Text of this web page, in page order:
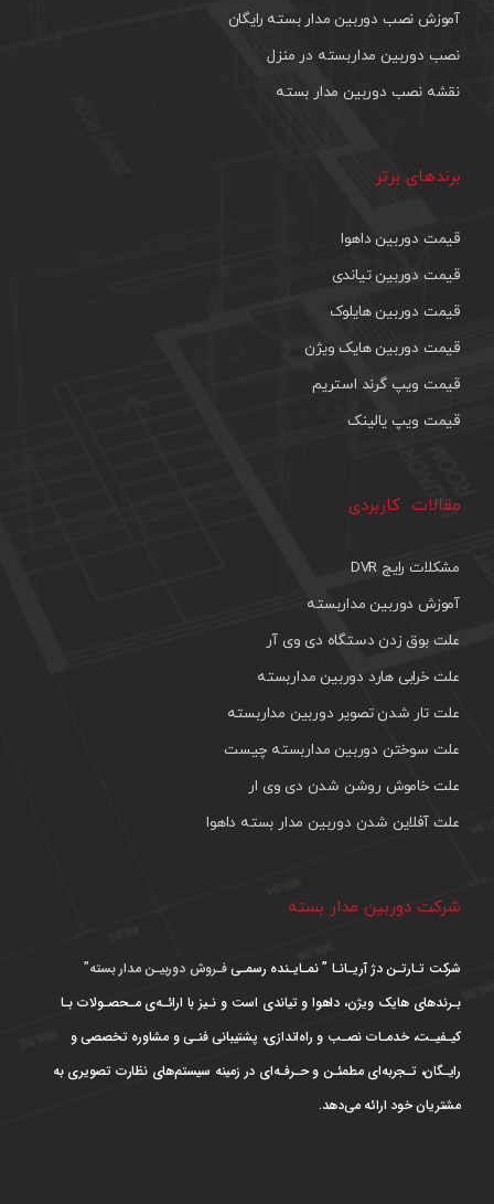
آموزش نصب دوربین مدار بسته رایگان
نصب دوربین مداربسته در منزل
نقشه نصب دوربین مدار بسته
برندهای برتر
قیمت دوربین داهوا
قیمت دوربین تیاندی
قیمت دوربین هایلوک
قیمت دوربین هایک ویژن
قیمت ویپ گرند استریم
قیمت ویپ یالینک
مقالات کاربردی
مشکلات رایج DVR
آموزش دوربین مداربسته
علت بوق زدن دستگاه دی وی آر
علت خرابی هارد دوربین مداربسته
علت تار شدن تصویر دوربین مداربسته
علت سوختن دوربین مداربسته چیست
علت خاموش روشن شدن دی وی ار
علت آفلاین شدن دوربین مدار بسته داهوا
شرکت دوربین مدار بسته
شرکت تـارتـن دژ آریـانـا ” نمـایـنده رسمـیفـروش دوربیـن مدار بسته”
بـرندهای هایک ویژن، داهوا و تیاندی است و نـیز با ارائـه‌ی مـحصـولات بـا
کیـفیـت، خدمـات نصـب و راه‌اندازی، پشتیبانی فنـی و مشاوره تخصصی و
رایـگان، تـجربه‌ای مطمئـن و حـرفـه‌ای در زمینه سیستم‌های نظارت تصویری به
مشتریان خود ارائه می‌دهد.